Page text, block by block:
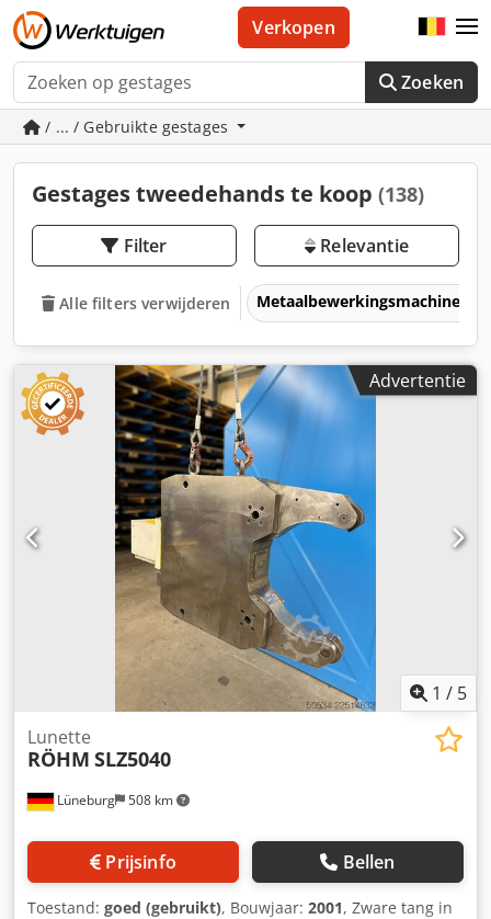
Zoeken
Verkopen
/ ... / Gebruikte gestages
Gestages tweedehands te koop (138)
Filter Relevantie
Alle filters verwijderen Metaalbewerkingsmachines
Advertentie
1 / 5
Lüneburg 508 km
Lunette
RÖHM SLZ5040
Prijsinfo Bellen
Toestand: goed (gebruikt), Bouwjaar: 2001, Zware tang in